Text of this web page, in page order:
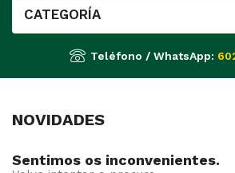
CATEGORÍA
Teléfono / WhatsApp:
NOVIDADES
Sentimos os inconvenientes.